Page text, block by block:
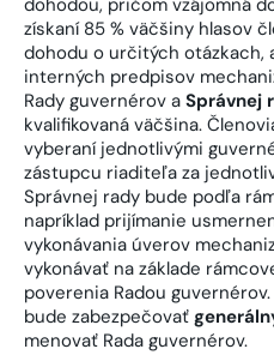
dohodou, pričom vzájomná
získaní 85 % väčšiny hlasov
dohodu o určitých otázkach,
interných predpisov
Rady guvernérov a Správnej
kvalifikovaná väčšina.
vyberaní jednotlivými
zástupcu riaditeľa za
Správnej rady bude podľa
napríklad prijímanie
vykonávania úverov
vykonávať na základe
poverenia Radou
bude zabezpečovať
menovať Rada guvernérov.